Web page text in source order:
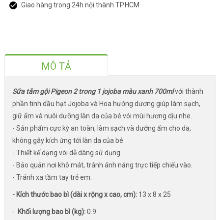
Giao hàng trong 24h nội thành TP.HCM
MÔ TẢ
Sữa tắm gội Pigeon 2 trong 1 jojoba màu xanh 700mlvới thành
phần tinh dầu hạt Jojoba và Hoa hướng dương giúp làm sạch,
giữ ẩm và nuôi dưỡng làn da của bé vói mùi hương dịu nhe.
- Sản phẩm cực kỳ an toàn, làm sạch và dưỡng ẩm cho da,
không gây kích ứng tới làn da của bé.
- Thiết kế dạng vòi dễ dàng sử dụng.
- Bảo quản nơi khô mát, tránh ánh nắng trực tiếp chiếu vào.
- Tránh xa tầm tay trẻ em.
- Kích thước bao bì (dài x rộng x cao, cm):13 x 8 x 25
- Khối lượng bao bì (kg):0.9